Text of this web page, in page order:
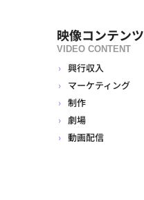
映像コンテンツ
VIDEO CONTENT
興行収入
マーケティング
制作
劇場
動画配信